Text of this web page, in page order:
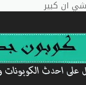
ان كبير